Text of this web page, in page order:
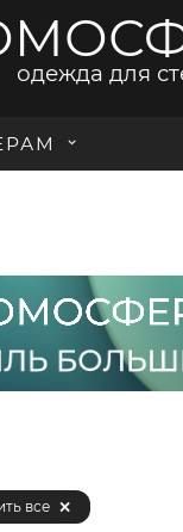
одежда для
все